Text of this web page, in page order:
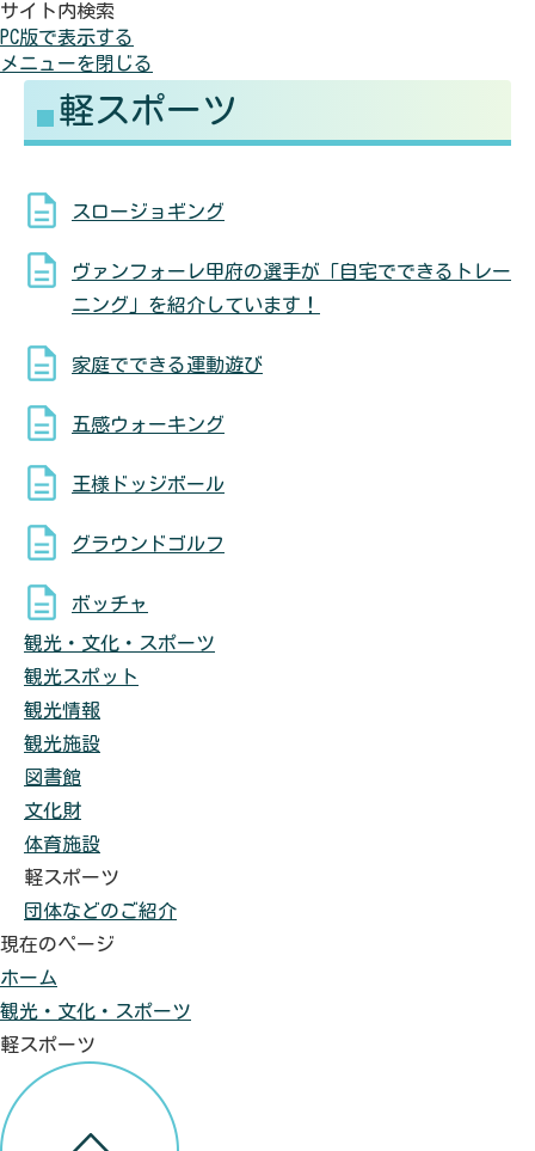
に
す
る
色
に
す
る
元
に
戻
す
サイト内検索
PC版で表示する
メニューを閉じる
軽スポーツ
スロージョギング
ヴァンフォーレ甲府の選手が「自宅でできるトレー
ニング」を紹介しています！
家庭でできる運動遊び
五感ウォーキング
王様ドッジボール
グラウンドゴルフ
ボッチャ
観光・文化・スポーツ
観光スポット
観光情報
観光施設
図書館
文化財
体育施設
軽スポーツ
団体などのご紹介
現在のページ
ホーム
観光・文化・スポーツ
軽スポーツ